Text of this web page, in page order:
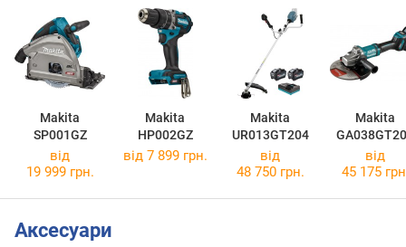
Makita
SP001GZ
Makita
HP002GZ
Makita
UR013GT204
Makita
від
19 999 грн.
від 7 899 грн.
від
48 750 грн.
від
45 175
Аксесуари